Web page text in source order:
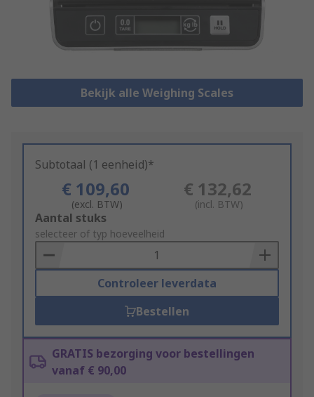
Bekijk alle Weighing Scales
Subtotaal (1 eenheid)*
€ 109,60
(excl. BTW)
€ 132,62
(incl. BTW)
Add
to
Basket
Aantal stuks
selecteer of typ hoeveelheid
Controleer leverdata
Bestellen
GRATIS bezorging voor bestellingen
vanaf € 90,00